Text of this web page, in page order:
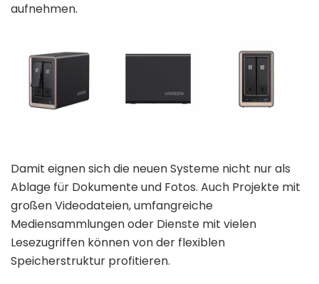
aufnehmen.
Damit eignen sich die neuen Systeme nicht nur als
Ablage für Dokumente und Fotos. Auch Projekte mit
großen Videodateien, umfangreiche
Mediensammlungen oder Dienste mit vielen
Lesezugriffen können von der flexiblen
Speicherstruktur profitieren.